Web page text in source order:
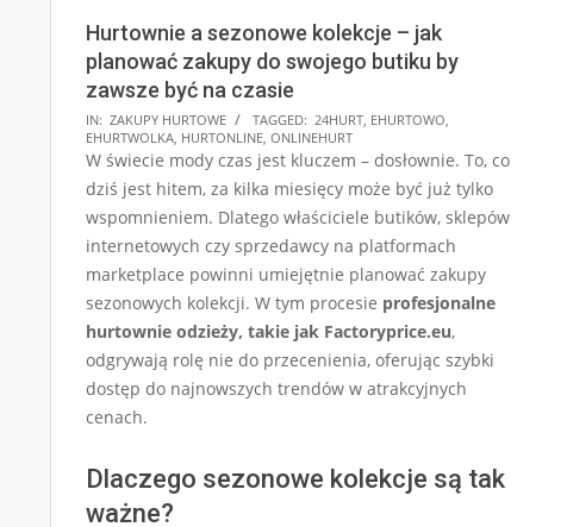
Hurtownie a sezonowe kolekcje – jak
planować zakupy do swojego butiku by
zawsze być na czasie
2026-
05-
20
IN: ZAKUPY HURTOWE TAGGED: 24HURT EHURTOWO
EHURTWOLKA HURTONLINE ONLINEHURT
W świecie mody czas jest kluczem – dosłownie. To, co
dziś jest hitem, za kilka miesięcy może być już tylko
wspomnieniem. Dlatego właściciele butików, sklepów
internetowych czy sprzedawcy na platformach
marketplace powinni umiejętnie planować zakupy
sezonowych kolekcji. W tym procesie profesjonalne
hurtownie odzieży, takie jak Factoryprice.eu,
odgrywają rolę nie do przecenienia, oferując szybki
dostęp do najnowszych trendów w atrakcyjnych
cenach.
Dlaczego sezonowe kolekcje są tak
ważne?